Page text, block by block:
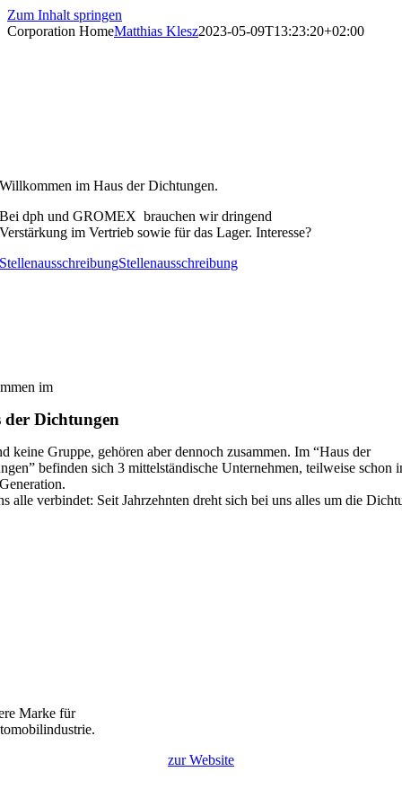
Zum Inhalt springen
Corporation HomeMatthias Klesz2023-05-09T13:23:20+02:00
Willkommen im Haus der Dichtungen.
Bei dph und GROMEX brauchen wir dringend
Verstärkung im Vertrieb sowie für das Lager. Interesse?
StellenausschreibungStellenausschreibung
im
der Dichtungen
keine Gruppe, gehören aber dennoch zusammen. Im “Haus der
befinden sich 3 mittelständische Unternehmen, teilweise schon
alle verbindet: Seit Jahrzehnten dreht sich bei uns alles um die
Marke für
zur Website